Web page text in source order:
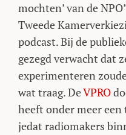
mochten’ van de
Tweede
podcast. Bij de
gezegd verwacht dat
experimenteren
wat traag. DeVPRO
heeft onder meer een
jedat radiomakers